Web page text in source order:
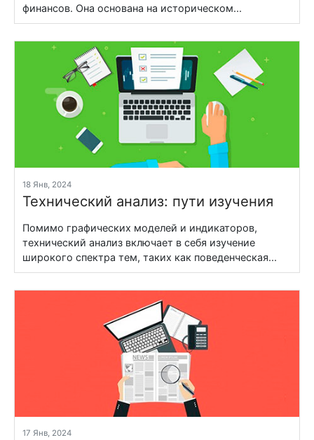
финансов. Она основана на историческом...
18 Янв, 2024
Технический анализ: пути изучения
Помимо графических моделей и индикаторов,
технический анализ включает в себя изучение
широкого спектра тем, таких как поведенческая...
17 Янв, 2024